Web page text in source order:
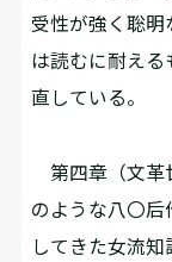
受性が強く聡明
は読むに耐え
直している。
第四章（文革
のような八〇
してきた女流